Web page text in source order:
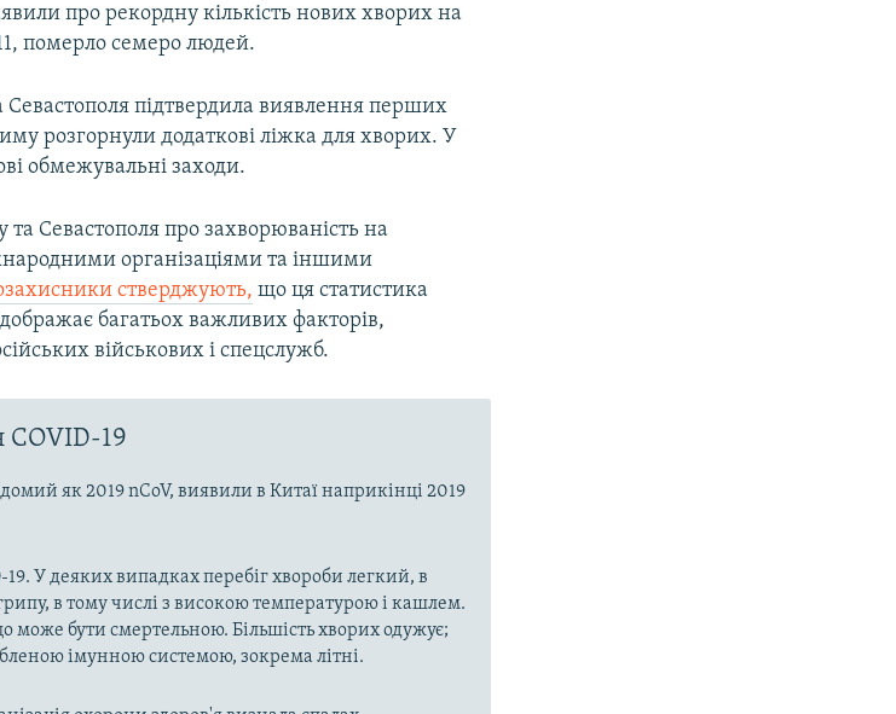
про рекордну кількість нових хворих на
померло семеро людей.
підтвердила виявлення перших
розгорнули додаткові ліжка для хворих. У
обмежувальні заходи.
та Севастополя про захворюваність на
організаціями та іншими
стверджують, що ця статистика
багатьох важливих факторів,
військових і спецслужб.
COVID-19
як 2019 nCoV, виявили в Китаї наприкінці 2019
У деяких випадках перебіг хвороби легкий, в
в тому числі з високою температурою і кашлем.
бути смертельною. Більшість хворих одужує;
імунною системою, зокрема літні.